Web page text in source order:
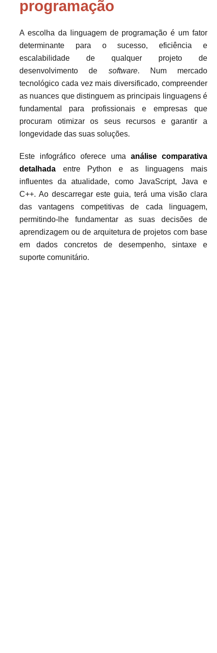
programação
A escolha da linguagem de programação é um fator
determinante para o sucesso, eficiência e
escalabilidade de qualquer projeto de
desenvolvimento de software. Num mercado
tecnológico cada vez mais diversificado, compreender
as nuances que distinguem as principais linguagens é
fundamental para profissionais e empresas que
procuram otimizar os seus recursos e garantir a
longevidade das suas soluções.
Este infográfico oferece uma análise comparativa
detalhada entre Python e as linguagens mais
influentes da atualidade, como JavaScript, Java e
C++. Ao descarregar este guia, terá uma visão clara
das vantagens competitivas de cada linguagem,
permitindo-lhe fundamentar as suas decisões de
aprendizagem ou de arquitetura de projetos com base
em dados concretos de desempenho, sintaxe e
suporte comunitário.